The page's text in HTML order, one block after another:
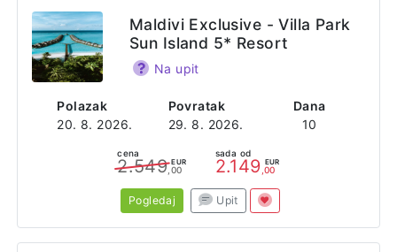
Polazak
20. 8. 2026.
Povratak
29. 8. 2026.
Dana
10
Maldivi Exclusive - Villa Park
Sun Island 5* Resort
Na upit
cena
2.549 EUR
,00
sada od
2.149 EUR
,00
Pogledaj Upit